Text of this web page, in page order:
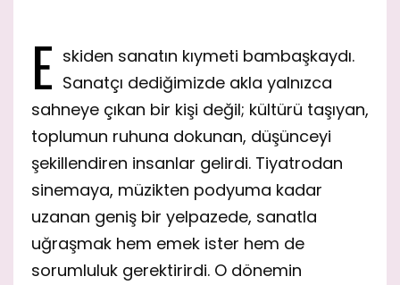
E skiden sanatın kıymeti bambaşkaydı.
Sanatçı dediğimizde akla yalnızca
sahneye çıkan bir kişi değil; kültürü taşıyan,
toplumun ruhuna dokunan, düşünceyi
şekillendiren insanlar gelirdi. Tiyatrodan
sinemaya, müzikten podyuma kadar
uzanan geniş bir yelpazede, sanatla
uğraşmak hem emek ister hem de
sorumluluk gerektirirdi. O dönemin